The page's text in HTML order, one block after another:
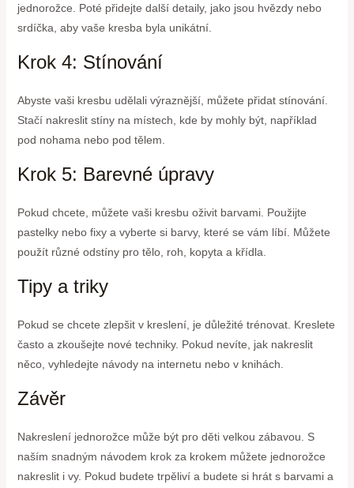
jednorožce. Poté přidejte další detaily, jako jsou hvězdy nebo
srdíčka, aby vaše kresba byla unikátní.
Krok 4: Stínování
Abyste vaši kresbu udělali výraznější, můžete přidat stínování.
Stačí nakreslit stíny na místech, kde by mohly být, například
pod nohama nebo pod tělem.
Krok 5: Barevné úpravy
Pokud chcete, můžete vaši kresbu oživit barvami. Použijte
pastelky nebo fixy a vyberte si barvy, které se vám líbí. Můžete
použít různé odstíny pro tělo, roh, kopyta a křídla.
Tipy a triky
Pokud se chcete zlepšit v kreslení, je důležité trénovat. Kreslete
často a zkoušejte nové techniky. Pokud nevíte, jak nakreslit
něco, vyhledejte návody na internetu nebo v knihách.
Závěr
Nakreslení jednorožce může být pro děti velkou zábavou. S
naším snadným návodem krok za krokem můžete jednorožce
nakreslit i vy. Pokud budete trpěliví a budete si hrát s barvami a